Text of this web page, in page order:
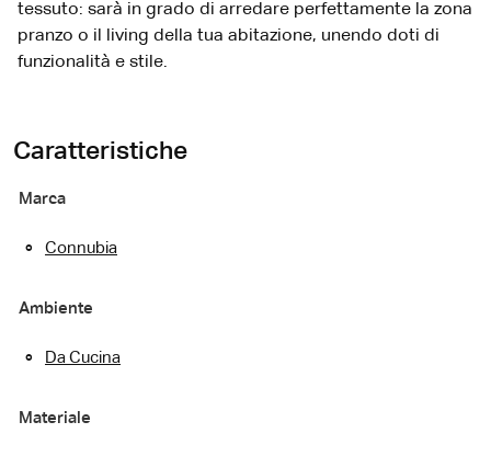
tessuto: sarà in grado di arredare perfettamente la zona
pranzo o il living della tua abitazione, unendo doti di
funzionalità e stile.
Caratteristiche
Marca
Connubia
Ambiente
Da Cucina
Materiale